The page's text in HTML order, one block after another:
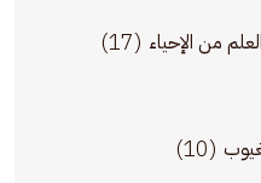
من الإحياء (17)
(10)